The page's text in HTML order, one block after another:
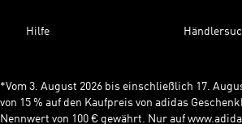
Hilfe
*Vom 3. August 2026 bis einschließlich 17.
von 15 % auf den Kaufpreis von adidas
Nennwert von 100 € gewährt. Nur auf